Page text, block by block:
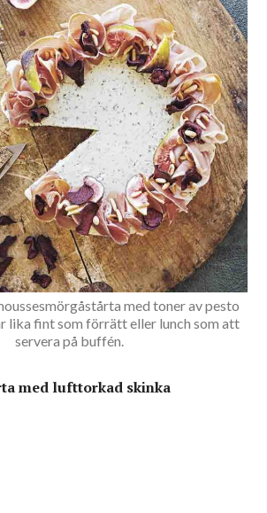
med toner av pesto
lika fint som förrätt eller lunch som att
servera på buffén.
med lufttorkad skinka